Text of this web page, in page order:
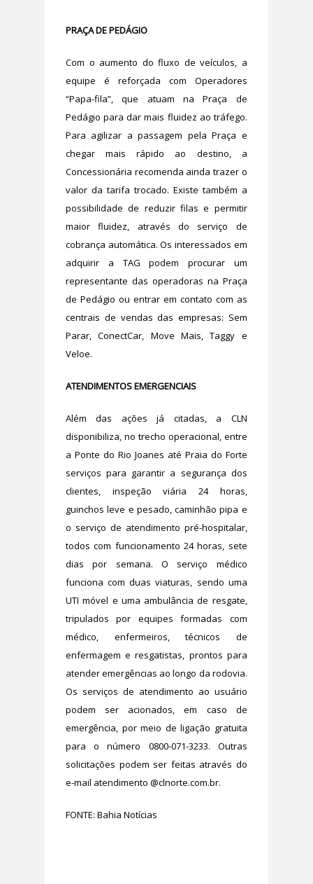
PRAÇA DE PEDÁGIO
Com o aumento do fluxo de veículos, a
equipe é reforçada com Operadores
“Papa-fila”, que atuam na Praça de
Pedágio para dar mais fluidez ao tráfego.
Para agilizar a passagem pela Praça e
chegar mais rápido ao destino, a
Concessionária recomenda ainda trazer o
valor da tarifa trocado. Existe também a
possibilidade de reduzir filas e permitir
maior fluidez, através do serviço de
cobrança automática. Os interessados em
adquirir a TAG podem procurar um
representante das operadoras na Praça
de Pedágio ou entrar em contato com as
centrais de vendas das empresas: Sem
Parar, ConectCar, Move Mais, Taggy e
Veloe.
ATENDIMENTOS EMERGENCIAIS
Além das ações já citadas, a CLN
disponibiliza, no trecho operacional, entre
a Ponte do Rio Joanes até Praia do Forte
serviços para garantir a segurança dos
clientes, inspeção viária 24 horas,
guinchos leve e pesado, caminhão pipa e
o serviço de atendimento pré-hospitalar,
todos com funcionamento 24 horas, sete
dias por semana. O serviço médico
funciona com duas viaturas, sendo uma
UTI móvel e uma ambulância de resgate,
tripulados por equipes formadas com
médico, enfermeiros, técnicos de
enfermagem e resgatistas, prontos para
atender emergências ao longo da rodovia.
Os serviços de atendimento ao usuário
podem ser acionados, em caso de
emergência, por meio de ligação gratuita
para o número 0800-071-3233. Outras
solicitações podem ser feitas através do
e-mail atendimento @clnorte.com.br.
FONTE: Bahia Notícias